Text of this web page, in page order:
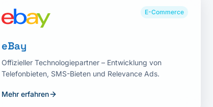
E-Commerce
eBay
Offizieller Technologiepartner – Entwicklung von
Telefonbieten, SMS-Bieten und Relevance Ads.
Mehr erfahren